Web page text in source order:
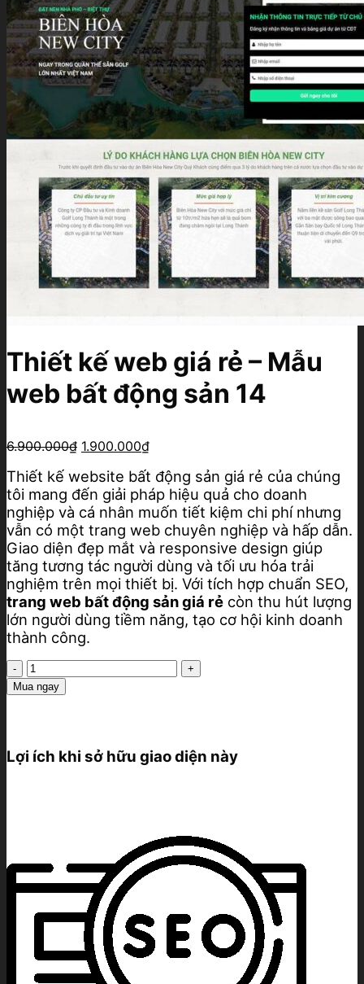
Thiết kế web giá rẻ – Mẫu
web bất động sản 14
6.900.000₫ Giá
là:
6.900.000₫.
1.900.000₫Giá
tại
là:
1.900.000₫.
Thiết kế website bất động sản giá rẻ của chúng
tôi mang đến giải pháp hiệu quả cho doanh
nghiệp và cá nhân muốn tiết kiệm chi phí nhưng
vẫn có một trang web chuyên nghiệp và hấp dẫn.
Giao diện đẹp mắt và responsive design giúp
tăng tương tác người dùng và tối ưu hóa trải
nghiệm trên mọi thiết bị. Với tích hợp chuẩn SEO,
trang web bất động sản giá rẻ còn thu hút lượng
lớn người dùng tiềm năng, tạo cơ hội kinh doanh
thành công.
Thiết
kế
web
-
Mẫu
số
Mua ngay
Lợi ích khi sở hữu giao diện này